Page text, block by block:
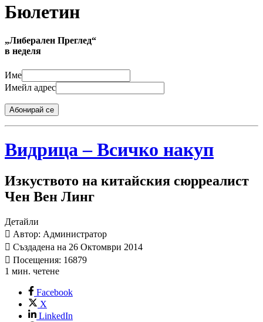
Бюлетин
„Либерален Преглед“
в неделя
Име
Имейл адрес
Абонирай се
Видрица – Всичко накуп
Изкуството на китайския сюрреалист
Чен Вен Линг
Детайли
Автор: Администратор
Създадена на 26 Октомври 2014
Посещения: 16879
1 мин. четене
Facebook
X
LinkedIn